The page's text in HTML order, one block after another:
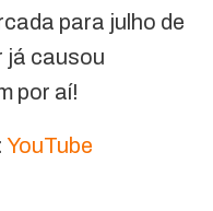
para julho de
já causou
por aí!
YouTube